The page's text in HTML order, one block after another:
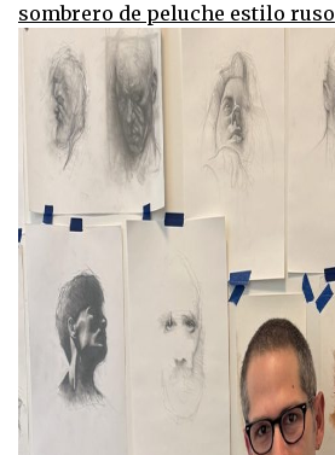
sombrero de peluche estilo ruso